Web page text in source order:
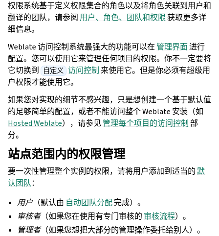
权限系统基于定义权限集合的角色以及将角色关联到用户和
翻译的团队，请参阅 用户、角色、团队和权限获取更多详
细信息。
Weblate 访问控制系统最强大的功能可以在 管理界面进行
配置。您可以使用它来管理任何项目的权限。你不一定要将
它切换到
自定义 访问控制 来使用它。但是你必须有超级用
户权限才能使用它。
如果您对实现的细节不感兴趣，只是想创建一个基于默认值
的足够简单的配置，或者不能访问整个 Weblate 安装（如
Hosted Weblate），请参见 管理每个项目的访问控制 部
分。
站点范围内的权限管理
要一次性管理整个实例的权限，请将用户添加到适当的 默
认团队：
用户（默认由 自动团队分配完成）。
审核者（如果您在使用有专门审核的 审核流程）。
管理者（如果您想把大部分的管理操作委托给别人）。